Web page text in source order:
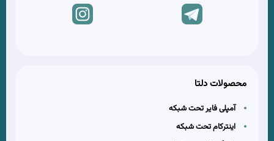
محصولات دلتا
آمپلی فایر تحت شبکه
اینترکام تحت شبکه